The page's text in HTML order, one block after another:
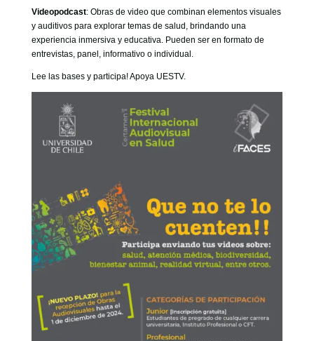
Videopodcast: Obras de video que combinan elementos visuales
y auditivos para explorar temas de salud, brindando una
experiencia inmersiva y educativa. Pueden ser en formato de
entrevistas, panel, informativo o individual.
Lee las bases y participa! Apoya UESTV.